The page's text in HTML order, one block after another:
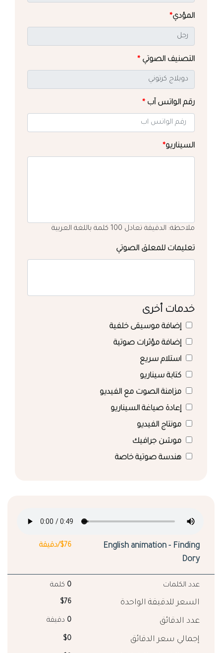
المؤدي*
التصنيف الصوتي *
رقم الواتس آب *
السيناريو*
ملاحظة: الدقيقة تعادل 100 كلمة باللغة العربية
تعليمات للمعلق الصوتي
خدمات أخرى
إضافة موسيقى خلفية
إضافة مؤثرات صوتية
استلام سريع
كتابة سيناريو
مزامنة الصوت مع الفيديو
إعادة صياغة السيناريو
مونتاج الفيديو
موشن جرافيك
هندسة صوتية خاصة
English animation - Finding
Dory
$76/دقيقة
عدد الكلمات 0 كلمة
السعر للدقيقة الواحدة $76
عدد الدقائق 0 دقيقة
إجمالي سعر الدقائق $0